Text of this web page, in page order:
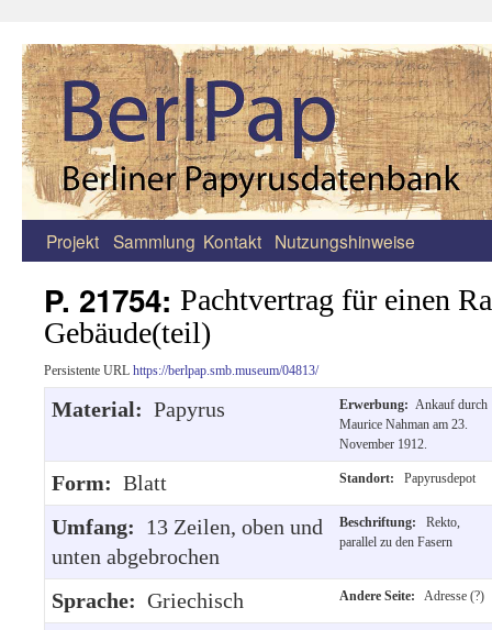
Zum
springen
Projekt Sammlung Kontakt Nutzungshinweise
P. 21754: Pachtvertrag für einen
Gebäude(teil)
Persistente URL https://berlpap.smb.museum/04813/
Material: Papyrus Erwerbung: Ankauf durch
Maurice Nahman am 23.
November 1912.
Form: Blatt Standort: Papyrusdepot
Umfang: 13 Zeilen, oben und
unten abgebrochen
Beschriftung:
Rekto,
parallel zu den Fasern
Sprache: Griechisch Andere Seite: Adresse (?)